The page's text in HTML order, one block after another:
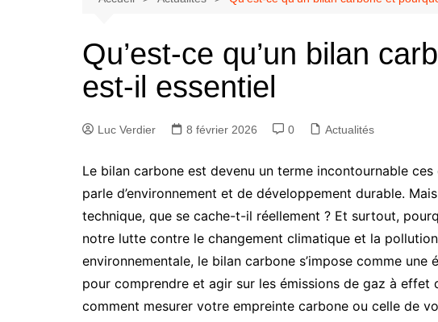
Qu’est-ce qu’un bilan
est-il essentiel
Luc Verdier 8 février 2026 0 Actualités
Le bilan carbone est devenu un terme incontournable
parle d’environnement et de développement durable.
technique, que se cache-t-il réellement ? Et surtout,
notre lutte contre le changement climatique et la
environnementale, le bilan carbone s’impose comme
pour comprendre et agir sur les émissions de gaz à effet
comment mesurer votre empreinte carbone ou celle de